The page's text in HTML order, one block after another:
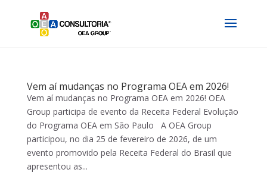
Vem aí mudanças no Programa OEA em 2026!
Vem aí mudanças no Programa OEA em 2026! OEA
Group participa de evento da Receita Federal Evolução
do Programa OEA em São Paulo A OEA Group
participou, no dia 25 de fevereiro de 2026, de um
evento promovido pela Receita Federal do Brasil que
apresentou as...